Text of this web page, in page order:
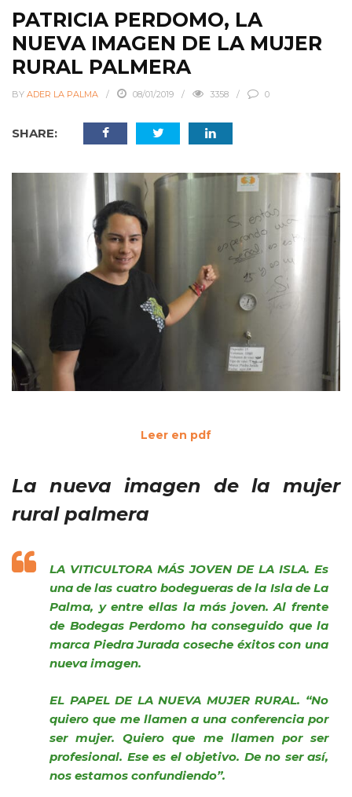
PATRICIA PERDOMO, LA
NUEVA IMAGEN DE LA MUJER
RURAL PALMERA
BY ADER LA PALMA 08/01/2019 3358 0
SHARE:
Leer en pdf
La nueva imagen de la mujer
rural palmera
LA VITICULTORA MÁS JOVEN DE LA ISLA. Es
una de las cuatro bodegueras de la Isla de La
Palma, y entre ellas la más joven. Al frente
de Bodegas Perdomo ha conseguido que la
marca Piedra Jurada coseche éxitos con una
nueva imagen.
EL PAPEL DE LA NUEVA MUJER RURAL. “No
quiero que me llamen a una conferencia por
ser mujer. Quiero que me llamen por ser
profesional. Ese es el objetivo. De no ser así,
nos estamos confundiendo”.